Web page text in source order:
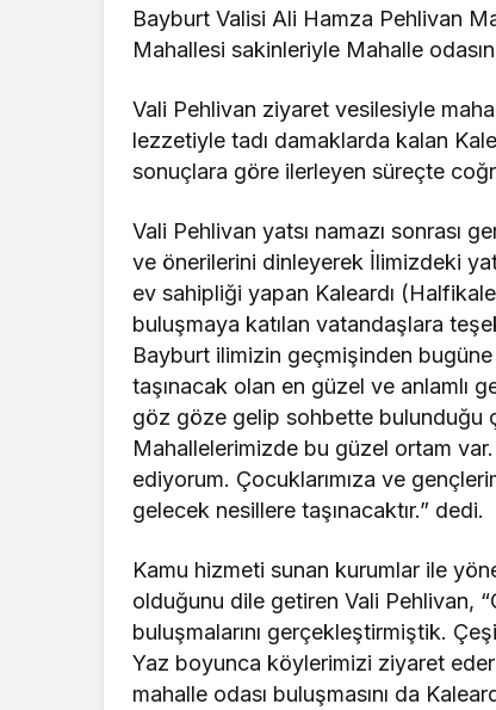
Bayburt Valisi Ali Hamza Pehlivan
Mahallesi sakinleriyle Mahalle
Vali Pehlivan ziyaret vesilesiyle
lezzetiyle tadı damaklarda kalan
sonuçlara göre ilerleyen süreçte
Vali Pehlivan yatsı namazı sonrası
ve önerilerini dinleyerek İlimizdeki
ev sahipliği yapan Kaleardı
buluşmaya katılan vatandaşlara
Bayburt ilimizin geçmişinden bugüne
taşınacak olan en güzel ve anlamlı
göz göze gelip sohbette bulunduğu
Mahallelerimizde bu güzel ortam
ediyorum. Çocuklarımıza ve
gelecek nesillere taşınacaktır.” dedi.
Kamu hizmeti sunan kurumlar ile
olduğunu dile getiren Vali Pehlivan,
buluşmalarını gerçekleştirmiştik.
Yaz boyunca köylerimizi ziyaret
mahalle odası buluşmasını da